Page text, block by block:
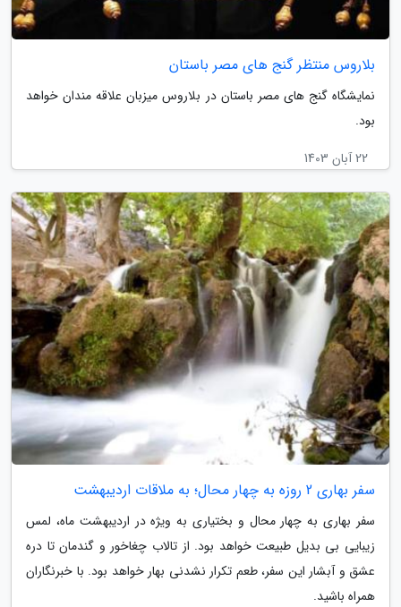
بلاروس منتظر گنج های مصر باستان
نمایشگاه گنج های مصر باستان در بلاروس میزبان علاقه مندان خواهد
بود.
22 آبان 1403
سفر بهاری 2 روزه به چهار محال؛ به ملاقات اردیبهشت
سفر بهاری به چهار محال و بختیاری به ویژه در اردیبهشت ماه، لمس
زیبایی بی بدیل طبیعت خواهد بود. از تالاب چغاخور و گندمان تا دره
عشق و آبشار این سفر، طعم تکرار نشدنی بهار خواهد بود. با خبرنگاران
همراه باشید.